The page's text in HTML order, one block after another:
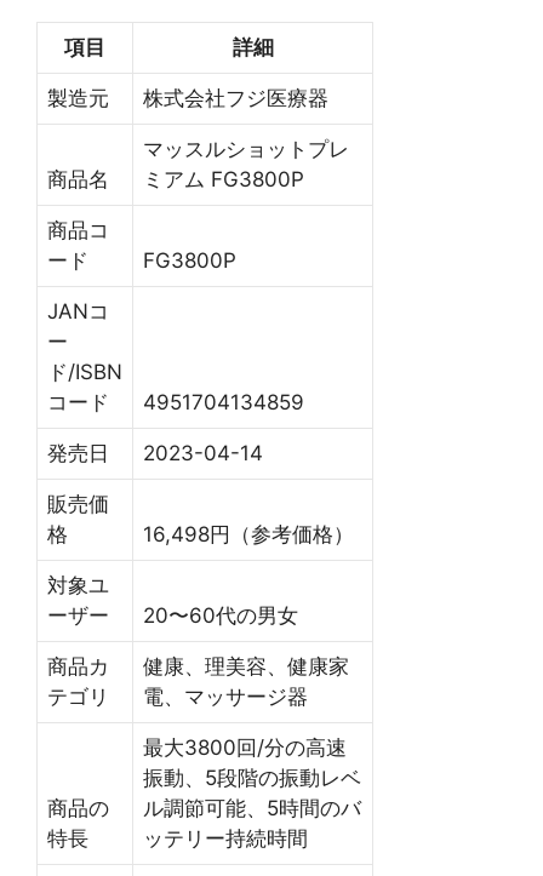
項目 詳細
製造元 株式会社フジ医療器
商品名
マッスルショットプレ
ミアム FG3800P
商品コ
ード
FG3800P
JANコ
ー
ド/ISBN
コード
4951704134859
発売日 2023-04-14
販売価
格
16,498円（参考価格）
対象ユ
ーザー
20〜60代の男女
商品カ
テゴリ
健康、理美容、健康家
電、マッサージ器
商品の
特長
最大3800回/分の高速
振動、5段階の振動レベ
ル調節可能、5時間のバ
ッテリー持続時間